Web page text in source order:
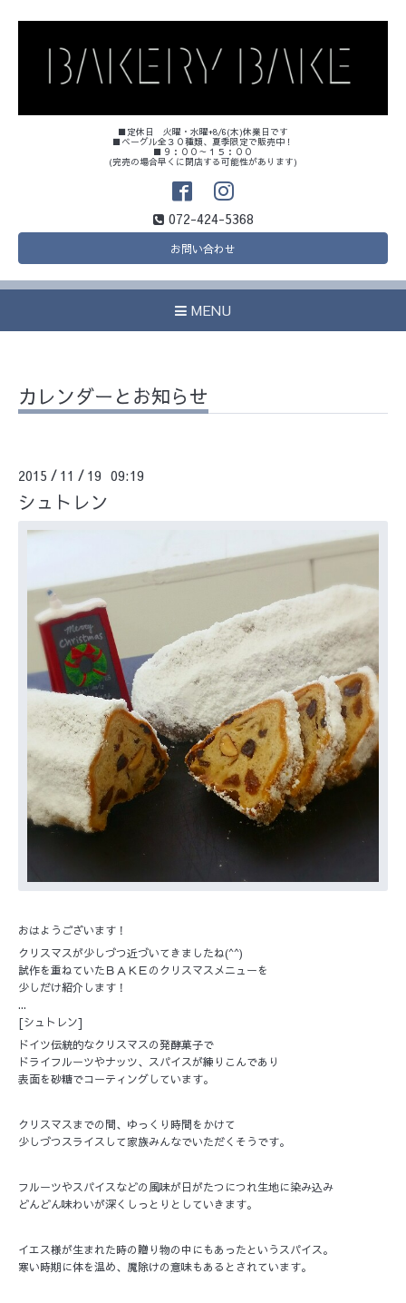
■定休日 火曜・水曜+8/6(木)休業日です
■ベーグル全３０種類、夏季限定で販売中！
■９：００～１５：００
(完売の場合早くに閉店する可能性があります)
072-424-5368
お問い合わせ
MENU
カレンダーとお知らせ
2015 / 11 / 19 09:19
シュトレン
おはようございます！
クリスマスが少しづつ近づいてきましたね(^^)
試作を重ねていたＢＡＫＥのクリスマスメニューを
少しだけ紹介します！
...
[シュトレン]
ドイツ伝統的なクリスマスの発酵菓子で
ドライフルーツやナッツ、スパイスが練りこんであり
表面を砂糖でコーティングしています。
クリスマスまでの間、ゆっくり時間をかけて
少しづつスライスして家族みんなでいただくそうです。
フルーツやスパイスなどの風味が日がたつにつれ生地に染み込み
どんどん味わいが深くしっとりとしていきます。
イエス様が生まれた時の贈り物の中にもあったというスパイス。
寒い時期に体を温め、魔除けの意味もあるとされています。